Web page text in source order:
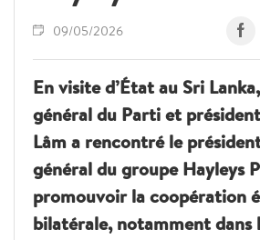
09/05/2026
En visite d’État au Sri
général du Parti et
Lâm a rencontré le
général du groupe Hayleys
promouvoir la coopération
bilatérale, notamment dans